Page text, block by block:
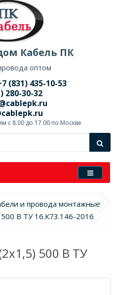
Кабель ПК
оптом
(831) 435-10-53
280-30-32
с 8.00 до 17.00 по Москве
и провода монтажные
В ТУ 16.К73.146-2016
500 В ТУ